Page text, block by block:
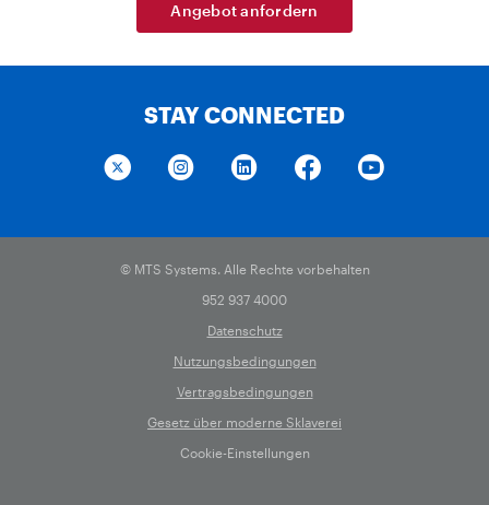
Angebot anfordern
STAY CONNECTED
© MTS Systems. Alle Rechte vorbehalten
952 937 4000
Datenschutz
Nutzungsbedingungen
Vertragsbedingungen
Gesetz über moderne Sklaverei
Cookie-Einstellungen